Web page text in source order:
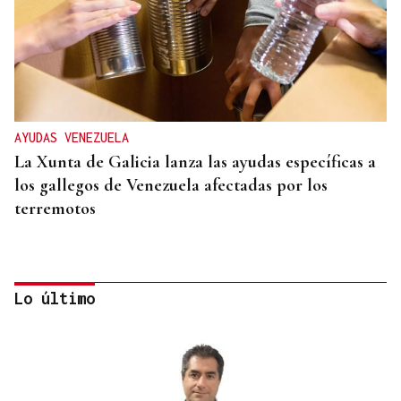
AYUDAS VENEZUELA
La Xunta de Galicia lanza las ayudas específicas a
los gallegos de Venezuela afectadas por los
terremotos
Lo último